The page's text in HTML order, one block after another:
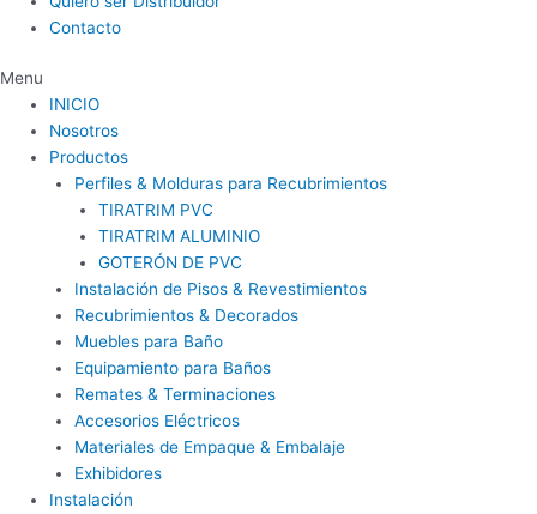
Contacto
Menu
INICIO
Nosotros
Productos
Perfiles & Molduras para Recubrimientos
TIRATRIM PVC
TIRATRIM ALUMINIO
GOTERÓN DE PVC
Instalación de Pisos & Revestimientos
Recubrimientos & Decorados
Muebles para Baño
Equipamiento para Baños
Remates & Terminaciones
Accesorios Eléctricos
Materiales de Empaque & Embalaje
Exhibidores
Instalación